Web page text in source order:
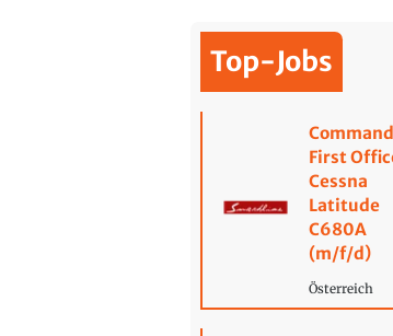
Top-Jobs
First
Cessna
Latitude
C680A
(m/f/d)
Österreich